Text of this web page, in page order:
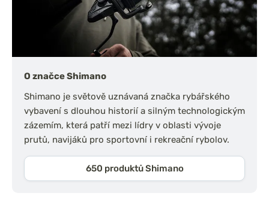
O značce Shimano
Shimano je světově uznávaná značka rybářského
vybavení s dlouhou historií a silným technologickým
zázemím, která patří mezi lídry v oblasti vývoje
prutů, navijáků pro sportovní i rekreační rybolov.
650 produktů Shimano